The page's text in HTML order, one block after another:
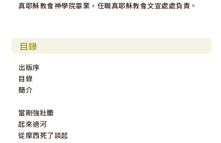
真耶穌教會神學院畢業，任職真耶穌教會文宣處處負責。
目錄
出版序
目錄
簡介
當剛強壯膽
起來過河
從摩西死了談起